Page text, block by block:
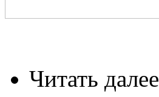
Читать далее